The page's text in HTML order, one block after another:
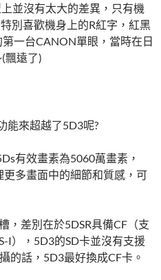
並沒有太大的差異，只有機
別喜歡機身上的R紅字，紅黑
一台CANON單眼，當時在日
飄遠了)
能來超越了5D3呢?
有效畫素為5060萬畫素，
多畫面中的細節和質感，可
，差別在於5DSR具備CF（支
I），5D3的SD卡並沒有支援
的話，5D3最好換成CF卡。